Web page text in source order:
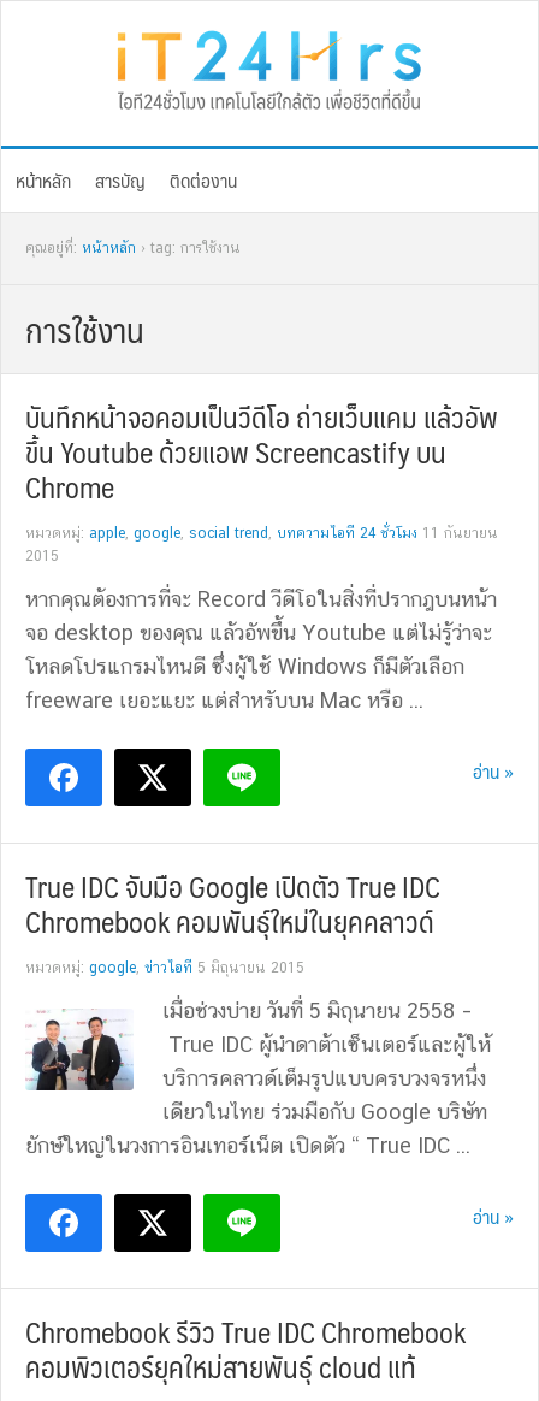
หน้าหลัก สารบัญ ติดต่องาน
คุณอยู่ที่: หน้าหลัก › tag: การใช้งาน
การใช้งาน
บันทึกหน้าจอคอมเป็นวีดีโอ ถ่ายเว็บแคม แล้วอัพ
ขึ้น Youtube ด้วยแอพ Screencastify บน
Chrome
หมวดหมู่: apple, google, social trend , บทความไอที 24 ชั่วโมง 11 กันยายน
2015
หากคุณต้องการที่จะ Record วีดีโอในสิ่งที่ปรากฎบนหน้า
จอ desktop ของคุณ แล้วอัพขึ้น Youtube แต่ไม่รู้ว่าจะ
โหลดโปรแกรมไหนดี ซึ่งผู้ใช้ Windows ก็มีตัวเลือก
freeware เยอะแยะ แต่สำหรับบน Mac หรือ ...
อ่าน »
True IDC จับมือ Google เปิดตัว True IDC
Chromebook คอมพันธุ์ใหม่ในยุคคลาวด์
หมวดหมู่: google, ข่าวไอที 5 มิถุนายน 2015
เมื่อช่วงบ่าย วันที่ 5 มิถุนายน 2558 –
True IDC ผู้นำดาต้าเซ็นเตอร์และผู้ให้
บริการคลาวด์เต็มรูปแบบครบวงจรหนึ่ง
เดียวในไทย ร่วมมือกับ Google บริษัท
ยักษ์ใหญ่ในวงการอินเทอร์เน็ต เปิดตัว “ True IDC ...
อ่าน »
Chromebook รีวิว True IDC Chromebook
คอมพิวเตอร์ยุคใหม่สายพันธุ์ cloud แท้